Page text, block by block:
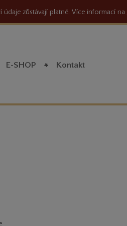
údaje zůstávají platné. Více informací na
E-SHOP Kontakt